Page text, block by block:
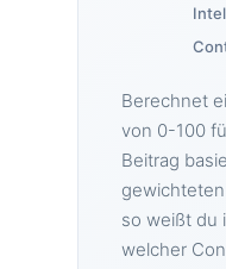
Berechnet
von 0-100
Beitrag
so weißt du
welcher